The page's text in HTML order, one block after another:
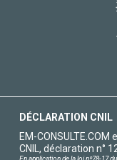
DÉCLARATION CNIL
EM-CONSULTE.COM
CNIL, déclaration n°